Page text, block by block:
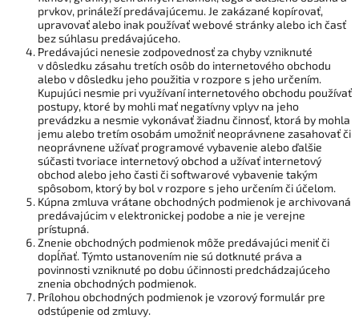
prvkov, prináleží predávajúcemu. Je zakázané kopírovať,
upravovať alebo inak používať webové stránky alebo ich časť
bez súhlasu predávajúceho.
Predávajúci nenesie zodpovednosť za chyby vzniknuté
v dôsledku zásahu tretích osôb do internetového obchodu
alebo v dôsledku jeho použitia v rozpore s jeho určením.
Kupujúci nesmie pri využívaní internetového obchodu používať
postupy, ktoré by mohli mať negatívny vplyv na jeho
prevádzku a nesmie vykonávať žiadnu činnosť, ktorá by mohla
jemu alebo tretím osobám umožniť neoprávnene zasahovať či
neoprávnene užívať programové vybavenie alebo ďalšie
súčasti tvoriace internetový obchod a užívať internetový
obchod alebo jeho časti či softwarové vybavenie takým
spôsobom, ktorý by bol v rozpore s jeho určením či účelom.
Kúpna zmluva vrátane obchodných podmienok je archivovaná
predávajúcim v elektronickej podobe a nie je verejne
prístupná.
Znenie obchodných podmienok môže predávajúci meniť či
dopĺňať. Týmto ustanovením nie sú dotknuté práva a
povinnosti vzniknuté po dobu účinnosti predchádzajúceho
znenia obchodných podmienok.
Prílohou obchodných podmienok je vzorový formulár pre
odstúpenie od zmluvy.